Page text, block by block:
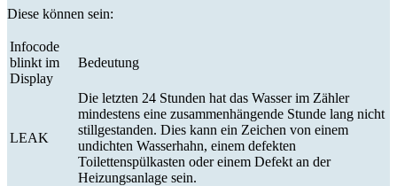
Diese können sein:
Infocode
blinkt im
Display
Bedeutung
LEAK
Die letzten 24 Stunden hat das Wasser im Zähler
mindestens eine zusammenhängende Stunde lang nicht
stillgestanden. Dies kann ein Zeichen von einem
undichten Wasserhahn, einem defekten
Toilettenspülkasten oder einem Defekt an der
Heizungsanlage sein.